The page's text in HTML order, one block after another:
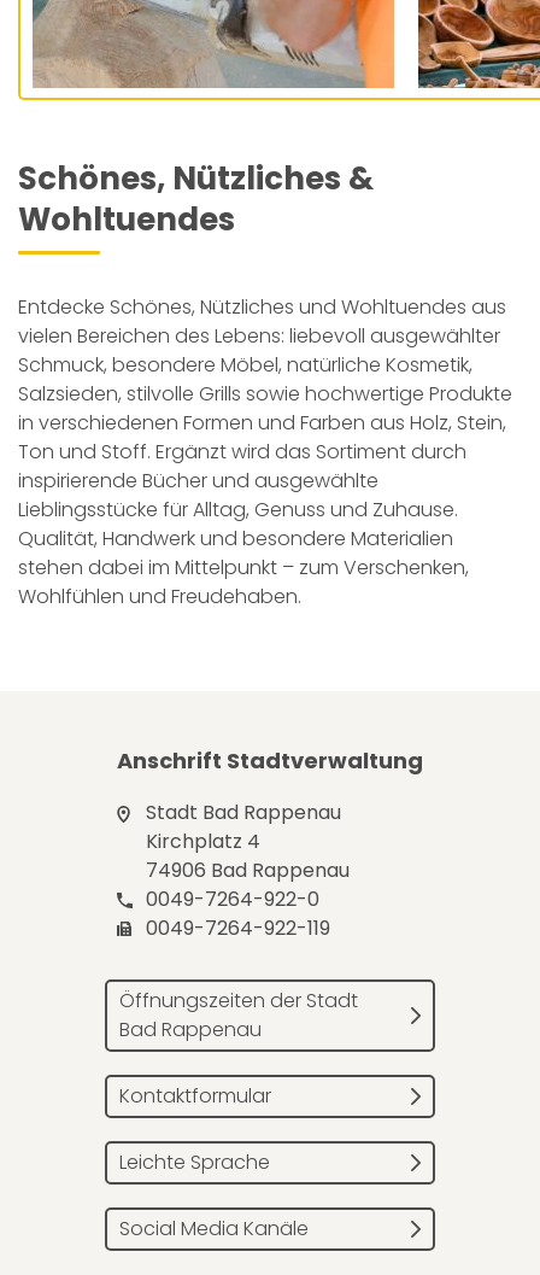
Schönes, Nützliches &
Wohltuendes
Entdecke Schönes, Nützliches und Wohltuendes aus
vielen Bereichen des Lebens: liebevoll ausgewählter
Schmuck, besondere Möbel, natürliche Kosmetik,
Salzsieden, stilvolle Grills sowie hochwertige Produkte
in verschiedenen Formen und Farben aus Holz, Stein,
Ton und Stoff. Ergänzt wird das Sortiment durch
inspirierende Bücher und ausgewählte
Lieblingsstücke für Alltag, Genuss und Zuhause.
Qualität, Handwerk und besondere Materialien
stehen dabei im Mittelpunkt – zum Verschenken,
Wohlfühlen und Freudehaben.
Anschrift Stadtverwaltung
Stadt Bad Rappenau
Kirchplatz 4
74906 Bad Rappenau
0049-7264-922-0
0049-7264-922-119
Öffnungszeiten der Stadt
Bad Rappenau
Kontaktformular
Leichte Sprache
Social Media Kanäle